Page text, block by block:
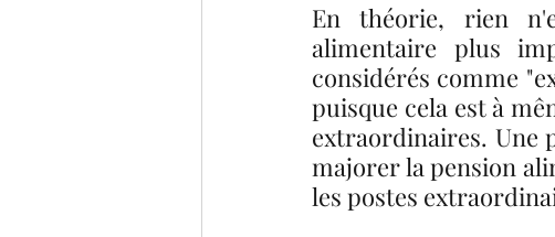
En théorie, rien
alimentaire plus
considérés comme
puisque cela est à
extraordinaires. Une
majorer la pension
les postes